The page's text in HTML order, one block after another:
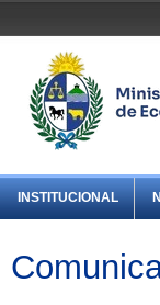
INSTITUCIONAL